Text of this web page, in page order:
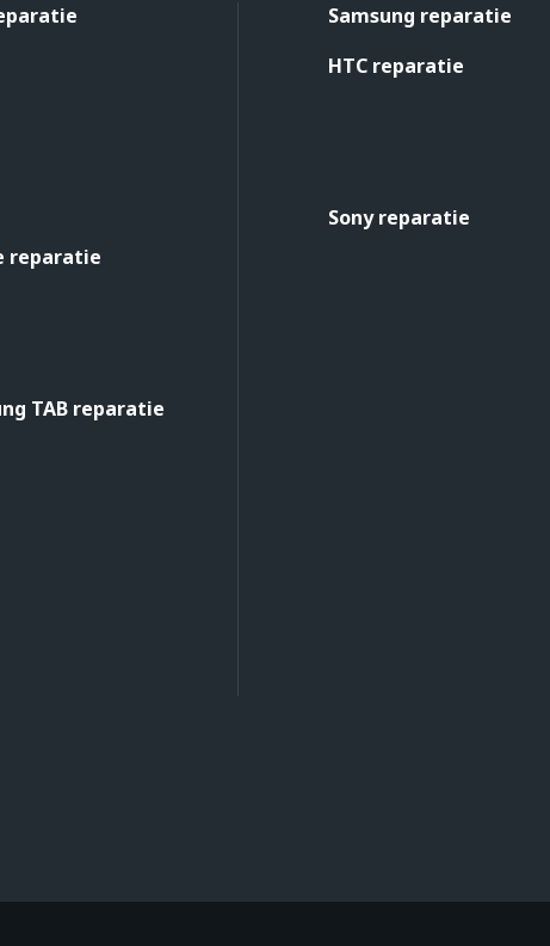
reparatie
TAB reparatie
Samsung reparatie
HTC reparatie
Sony reparatie